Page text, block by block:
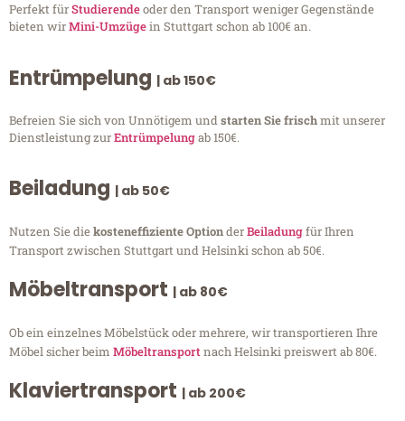
Perfekt fürStudierendeoder den Transport weniger Gegenstände
bieten wirMini-Umzügein Stuttgart schon ab 100€ an.
Entrümpelung | ab 150€
Befreien Sie sich von Unnötigem undstarten Sie frischmit unserer
Dienstleistung zurEntrümpelungab 150€.
Beiladung | ab 50€
Nutzen Sie diekosteneffiziente OptionderBeiladungfür Ihren
Transport zwischen Stuttgart und Helsinki schon ab 50€.
Möbeltransport | ab 80€
Ob ein einzelnes Möbelstück oder mehrere, wir transportieren Ihre
Möbel sicher beim Möbeltransportnach Helsinki preiswert ab 80€.
Klaviertransport | ab 200€